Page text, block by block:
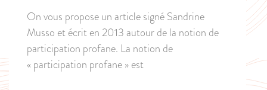
On vous propose un article signé Sandrine
Musso et écrit en 2013 autour de la notion de
participation profane. La notion de
« participation profane » est